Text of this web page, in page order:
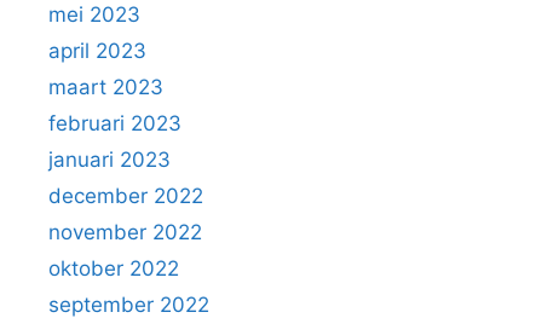
mei 2023
april 2023
maart 2023
februari 2023
januari 2023
december 2022
november 2022
oktober 2022
september 2022